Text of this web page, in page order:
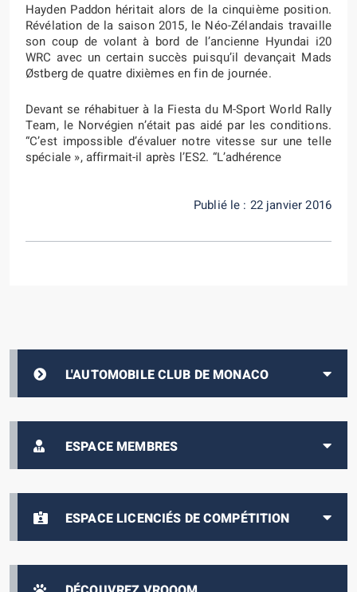
L'AUTOMOBILE CLUB DE MONACO
ESPACE MEMBRES
ESPACE LICENCIÉS DE COMPÉTITION
Hayden Paddon héritait alors de la cinquième position.
Révélation de la saison 2015, le Néo-Zélandais travaille
son coup de volant à bord de l’ancienne Hyundai i20
WRC avec un certain succès puisqu’il devançait Mads
Østberg de quatre dixièmes en fin de journée.
Devant se réhabituer à la Fiesta du M-Sport World Rally
Team, le Norvégien n’était pas aidé par les conditions.
“C’est impossible d’évaluer notre vitesse sur une telle
spéciale », affirmait-il après l’ES2. “L’adhérence
Publié le : 22 janvier 2016